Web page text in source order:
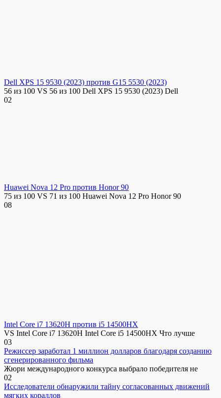
Dell XPS 15 9530 (2023) против G15 5530 (2023)
56 из 100 VS 56 из 100 Dell XPS 15 9530 (2023) Dell
02
Huawei Nova 12 Pro против Honor 90
75 из 100 VS 71 из 100 Huawei Nova 12 Pro Honor 90
08
Intel Core i7 13620H против i5 14500HX
VS Intel Core i7 13620H Intel Core i5 14500HX Что лучше
03
Режиссер заработал 1 миллион долларов благодаря созданию
сгенерированного фильма
Жюри международного конкурса выбрало победителя не
02
Исследователи обнаружили тайну согласованных движений
мягких кораллов